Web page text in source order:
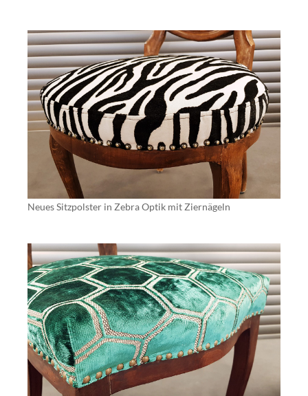
Neues Sitzpolster in Zebra Optik mit Ziernägeln